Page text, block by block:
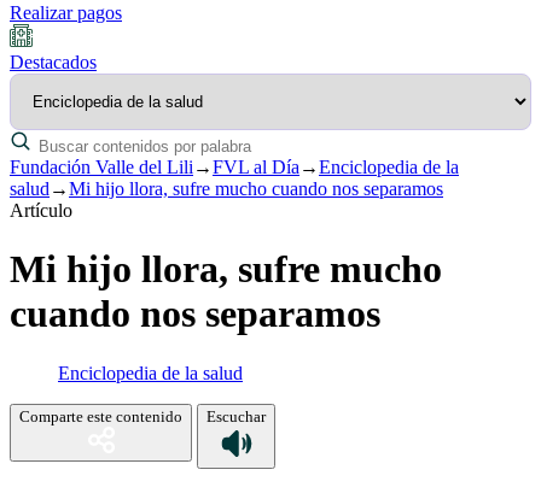
Realizar pagos
Destacados
Fundación Valle del Lili →FVL al Día →Enciclopedia de la
salud →Mi hijo llora, sufre mucho cuando nos separamos
Artículo
Mi hijo llora, sufre mucho
cuando nos separamos
Enciclopedia de la salud
Comparte este contenido Escuchar